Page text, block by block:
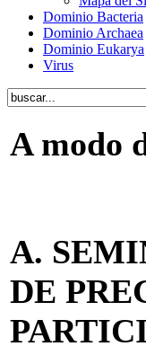
Dominio Bacteria
Dominio Archaea
Dominio Eukarya
Virus
A modo
A.
DE